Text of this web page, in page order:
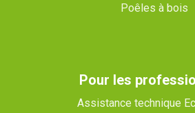
Poêles à bois
Pour les
Assistance technique